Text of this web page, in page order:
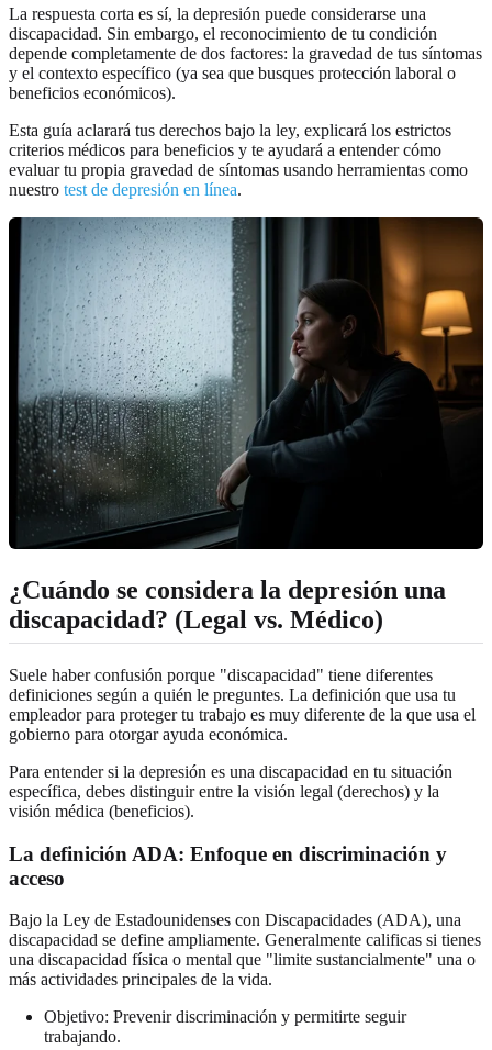
La respuesta corta es sí, la depresión puede considerarse una
discapacidad. Sin embargo, el reconocimiento de tu condición
depende completamente de dos factores: la gravedad de tus síntomas
y el contexto específico (ya sea que busques protección laboral o
beneficios económicos).
Esta guía aclarará tus derechos bajo la ley, explicará los estrictos
criterios médicos para beneficios y te ayudará a entender cómo
evaluar tu propia gravedad de síntomas usando herramientas como
nuestro test de depresión en línea.
¿Cuándo se considera la depresión una
discapacidad? (Legal vs. Médico)
Suele haber confusión porque "discapacidad" tiene diferentes
definiciones según a quién le preguntes. La definición que usa tu
empleador para proteger tu trabajo es muy diferente de la que usa el
gobierno para otorgar ayuda económica.
Para entender si la depresión es una discapacidad en tu situación
específica, debes distinguir entre la visión legal (derechos) y la
visión médica (beneficios).
La definición ADA: Enfoque en discriminación y
acceso
Bajo la Ley de Estadounidenses con Discapacidades (ADA), una
discapacidad se define ampliamente. Generalmente calificas si tienes
una discapacidad física o mental que "limite sustancialmente" una o
más actividades principales de la vida.
Objetivo: Prevenir discriminación y permitirte seguir
trabajando.